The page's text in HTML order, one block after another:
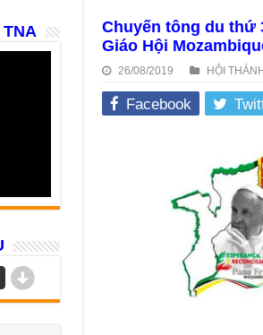
Chuyến tông du thứ
Giáo Hội
26/08/2019 HỘI THÁNH
Facebook
TNA
d